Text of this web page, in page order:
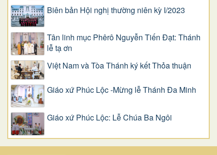
Biên bản Hội nghị thường niên kỳ I/2023
Tân linh mục Phêrô Nguyễn Tiến Đạt: Thánh
lễ tạ ơn
Việt Nam và Tòa Thánh ký kết Thỏa thuận
Giáo xứ Phúc Lộc -Mừng lễ Thánh Đa Minh
Giáo xứ Phúc Lộc: Lễ Chúa Ba Ngôi